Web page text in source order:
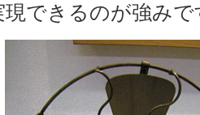
現できるのが強みで